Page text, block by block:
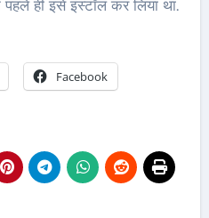
पहले ही इसे इंस्टॉल कर लिया था.
Facebook